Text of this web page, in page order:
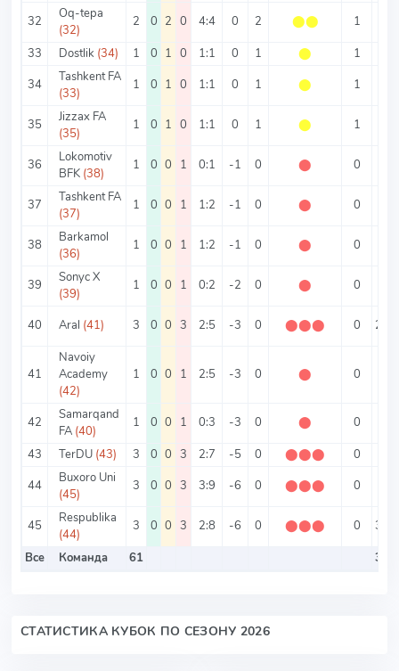
32
Oq-tepa
(32)
2 0 2 0 4:4 0 2 ⬤⬤ 1
33
Dostlik (34) 1 0 1 0 1:1 0 1 ⬤ 1
34
Tashkent FA
(33)
1 0 1 0 1:1 0 1 ⬤ 1
35
Jizzax FA
(35)
1 0 1 0 1:1 0 1 ⬤ 1
36
Lokomotiv
BFK (38)
1 0 0 1 0:1 -1 0 ⬤ 0
37
Tashkent FA
(37)
1 0 0 1 1:2 -1 0 ⬤ 0
38
Barkamol
(36)
1 0 0 1 1:2 -1 0 ⬤ 0
39
Sonyc X
(39)
1 0 0 1 0:2 -2 0 ⬤ 0
40 Aral (41) 3 0 0 3 2:5 -3 0 ⬤⬤⬤ 0 2.33
41
Navoiy
Academy
(42)
1 0 0 1 2:5 -3 0 ⬤ 0
42
Samarqand
FA (40)
1 0 0 1 0:3 -3 0 ⬤ 0
43
TerDU (43) 3 0 0 3 2:7 -5 0 ⬤⬤⬤ 0
44
Buxoro Uni
(45)
3 0 0 3 3:9 -6 0 ⬤⬤⬤ 0
45
Respublika
(44)
3 0 0 3 2:8 -6 0 ⬤⬤⬤ 0
3.33
Все
Команда 61 3.56
СТАТИСТИКА КУБОК ПО СЕЗОНУ 2026